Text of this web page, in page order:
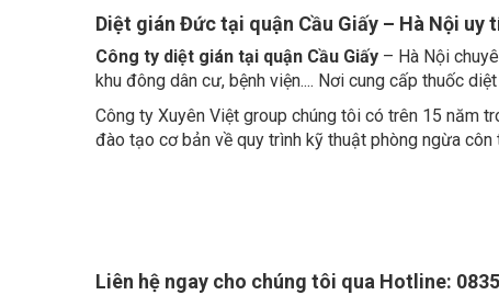
Diệt gián Đức tại quận Cầu Giấy – Hà Nội uy
Công ty diệt gián tại quận Cầu Giấy – Hà Nội
khu đông dân cư, bệnh viện.... Nơi cung cấp thuốc
Công ty Xuyên Việt group chúng tôi có trên 15 năm
đào tạo cơ bản về quy trình kỹ thuật phòng ngừa
Liên hệ ngay cho chúng tôi qua Hotline: